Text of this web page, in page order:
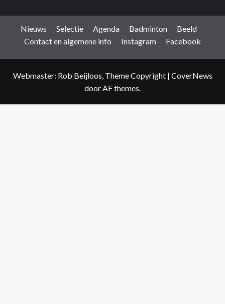
Nieuws Selectie Agenda Badminton
Beeld
Contact en algemene info
Instagram Facebook
Webmaster: Rob Beijloos, Theme Copyright | CoverNews
door AF themes.